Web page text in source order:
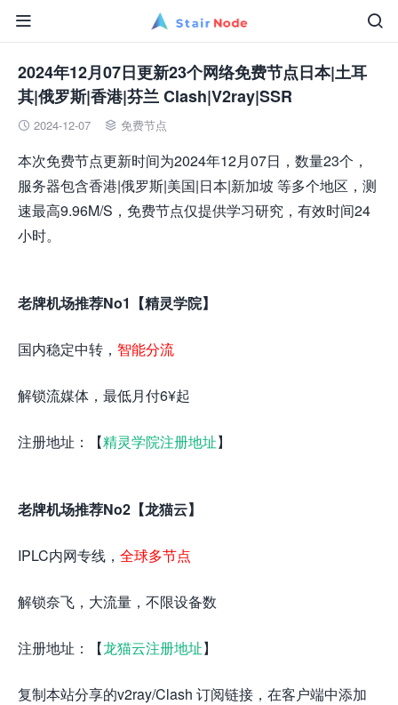


2024年12月07日更新23个网络免费节点日本|土耳
其|俄罗斯|香港|芬兰 Clash|V2ray|SSR
 2024-12-07  免费节点
本次免费节点更新时间为2024年12月07日，数量23个，
服务器包含香港|俄罗斯|美国|日本|新加坡 等多个地区，测
速最高9.96M/S，免费节点仅提供学习研究，有效时间24
小时。
老牌机场推荐No1【精灵学院】
国内稳定中转， 智能分流
解锁流媒体，最低月付6¥起
注册地址：【精灵学院注册地址】
老牌机场推荐No2【龙猫云】
IPLC内网专线， 全球多节点
解锁奈飞，大流量，不限设备数
注册地址：【龙猫云注册地址】
复制本站分享的v2ray/Clash 订阅链接，在客户端中添加